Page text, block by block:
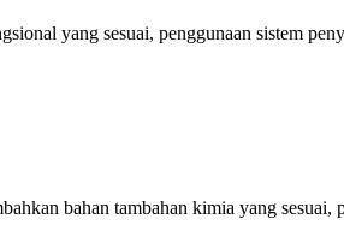
yang sesuai, penggunaan sistem
bahan tambahan kimia yang